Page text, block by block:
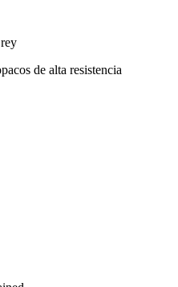
de alta resistencia